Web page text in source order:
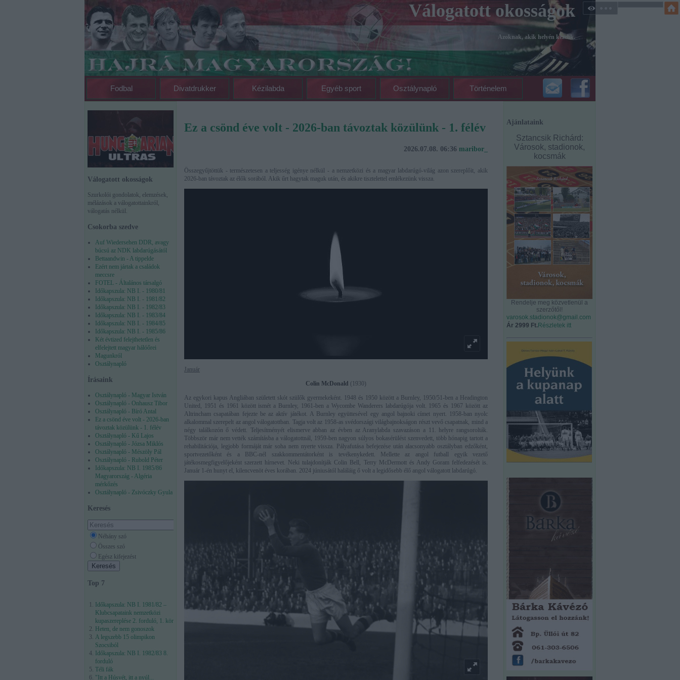
Válogatott okosságok
Azoknak, akik helyén kezelik.
Fodbal Divatdrukker Kézilabda Egyéb sport Osztálynapló Történelem
Válogatott okosságok
Szurkolói gondolatok, elemzések,
mélázások a válogatottainkról,
válogatás nélkül.
Csokorba szedve
Auf Wiedersehen DDR, avagy
búcsú az NDK labdarúgásától
Bettaandwin - A tippelde
Ezért nem jártak a családok
meccsre
FOTEL - Általános társalgó
Időkapszula: NB I. - 1980/81
Időkapszula: NB I. - 1981/82
Időkapszula: NB I. - 1982/83
Időkapszula: NB I. - 1983/84
Időkapszula: NB I. - 1984/85
Időkapszula: NB I. - 1985/86
Két évtized felejthetetlen és
elfelejtett magyar hálóőrei
Magunkról
Osztálynapló
Írásaink
Osztálynapló - Magyar István
Osztálynapló - Onhausz Tibor
Osztálynapló - Bíró Antal
Ez a csönd éve volt - 2026-ban
távoztak közülünk - 1. félév
Osztálynapló - Kű Lajos
Osztálynapló - Józsa Miklós
Osztálynapló - Mészöly Pál
Osztálynapló - Rubold Péter
Időkapszula: NB I. 1985/86
Magyarország - Algéria
mérkőzés
Osztálynapló - Zsivóczky Gyula
Keresés
Néhány szó
Összes szó
Egész kifejezést
Top 7
Időkapszula: NB I. 1981/82 –
Klubcsapataink nemzetközi
kupaszereplése 2. forduló, 1. kör
Heten, de nem gonoszok
A legszebb 15 olimpikon
Szocsiból
Időkapszula: NB I. 1982/83 8.
forduló
Téli fák
"Itt a Húsvét, itt a nyúl...
Ajánlataink
Sztancsik Richárd:
Városok, stadionok,
kocsmák
Rendelje meg közvetlenül a
szerzőtől!
varosok.stadionok@gmail.com
Ár 2999 Ft.Részletek itt
Ez a csönd éve volt - 2026-ban távoztak közülünk - 1. félév
2026.07.08. 06:36 maribor_
Összegyűjtöttük - természetesen a teljesség igénye nélkül - a nemzetközi és a magyar labdarúgó-világ azon szereplőit, akik
2026-ban távoztak az élők sorából. Akik űrt hagytak maguk után, és akikre tisztelettel emlékezünk vissza.
Január
Colin McDonald (1930)
Az egykori kapus Angliában született skót szülők gyermekeként. 1948 és 1950 között a Burnley, 1950/51-ben a Headington
United, 1951 és 1961 között ismét a Burnley, 1961-ben a Wycombe Wanderers labdarúgója volt. 1965 és 1967 között az
Altrincham csapatában fejezte be az aktív játékot. A Burnley együttesével egy angol bajnoki címet nyert. 1958-ban nyolc
alkalommal szerepelt az angol válogatottban. Tagja volt az 1958-as svédországi világbajnokságon részt vevő csapatnak, mind a
négy találkozón ő védett. Teljesítményét elismerve abban az évben az Aranylabda szavazáson a 11. helyre rangsorolták.
Többször már nem vették számításba a válogatottnál, 1959-ben nagyon súlyos bokasérülést szenvedett, több hónapig tartott a
rehabilitációja, legjobb formáját már soha nem nyerte vissza. Pályafutása befejezése után alacsonyabb osztályban edzőként,
sportvezetőként és a BBC-nél szakkommentátorként is tevékenykedett. Mellette az angol futball egyik vezető
játékosmegfigyelőjeként szerzett hírnevet. Neki tulajdonítják Colin Bell, Terry McDermott és Andy Goram felfedezését is.
Január 1-én hunyt el, kilencvenöt éves korában. 2024 júniusától haláláig ő volt a legidősebb élő angol válogatott labdarúgó.